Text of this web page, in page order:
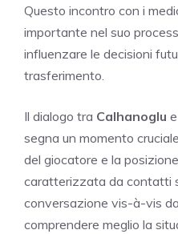
Questo incontro con i
importante nel suo
influenzare le decisioni
trasferimento.
Il dialogo tra Calhanoglu e
segna un momento
del giocatore e la
caratterizzata da contatti
conversazione vis-à-vis
comprendere meglio la